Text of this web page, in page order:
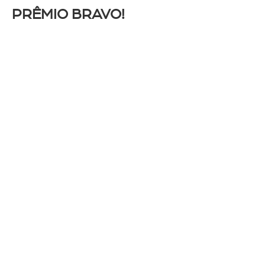
PRÊMIO BRAVO!